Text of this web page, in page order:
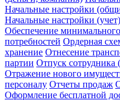
Начальные настройки
Начальные настройки (учет)
Обеспечение минимального
потребностей Ордерная
хранение Отнесение
партии Отпуск сотрудника
Отражение нового
персоналу Отчеты продаж
Оформление бесплатной